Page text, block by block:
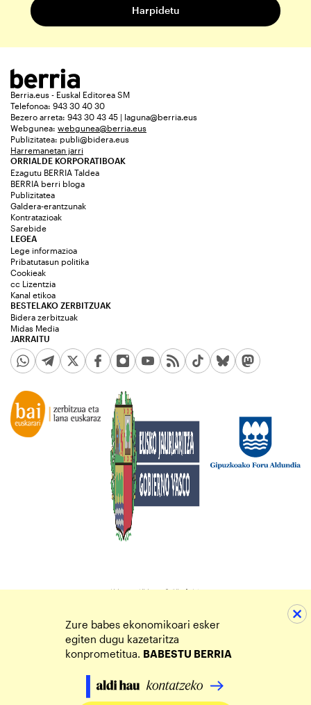
Berria.eus - Euskal Editorea SM
Telefonoa: 943 30 40 30
Bezero arreta: 943 30 43 45 | laguna@berria.eus
Webgunea: webgunea@berria.eus
Publizitatea: publi@bidera.eus
Harremanetan jarri
ORRIALDE KORPORATIBOAK
Ezagutu BERRIA Taldea
BERRIA berri bloga
Publizitatea
Galdera-erantzunak
Kontratazioak
Sarebide
JARRAITU
LEGEA
Lege informazioa
Pribatutasun politika
Cookieak
cc Lizentzia
Kanal etikoa
BESTELAKO ZERBITZUAK
Bidera zerbitzuak
Midas Media
Zure babes ekonomikoari esker
egiten dugu kazetaritza
konprometitua. BABESTU BERRIA